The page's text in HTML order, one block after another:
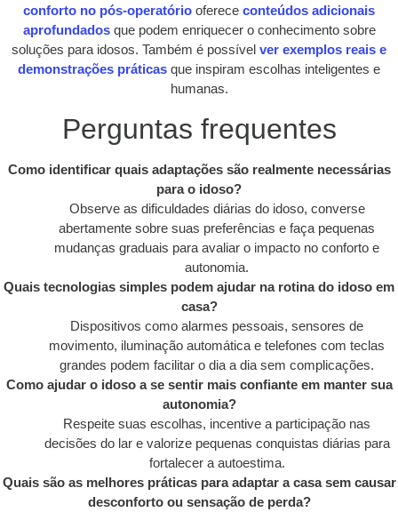
conforto no pós-operatório oferece conteúdos adicionais
aprofundadosque podem enriquecer o conhecimento sobre
soluções para idosos. Também é possível ver exemplos reais e
demonstrações práticas que inspiram escolhas inteligentes e
humanas.
Perguntas frequentes
Como identificar quais adaptações são realmente necessárias
para o idoso?
Observe as dificuldades diárias do idoso, converse
abertamente sobre suas preferências e faça pequenas
mudanças graduais para avaliar o impacto no conforto e
autonomia.
Quais tecnologias simples podem ajudar na rotina do idoso em
casa?
Dispositivos como alarmes pessoais, sensores de
movimento, iluminação automática e telefones com teclas
grandes podem facilitar o dia a dia sem complicações.
Como ajudar o idoso a se sentir mais confiante em manter sua
autonomia?
Respeite suas escolhas, incentive a participação nas
decisões do lar e valorize pequenas conquistas diárias para
fortalecer a autoestima.
Quais são as melhores práticas para adaptar a casa sem causar
desconforto ou sensação de perda?